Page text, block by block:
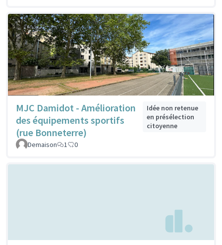
MJC Damidot - Amélioration
des équipements sportifs
(rue Bonneterre)
Idée non retenue
en présélection
citoyenne
Demaison 1 0